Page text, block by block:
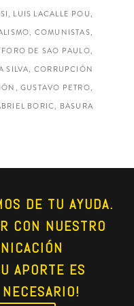
LUIS LACALLE POU,
COMUNISTAS,
DE SAO PAULO,
SILVA, CORRUPCIÓN
GUSTAVO PETRO,
BORIC, BASURA
DE TU AYUDA.
CON NUESTRO
APORTE ES